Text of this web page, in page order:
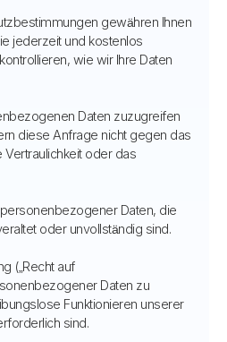
gewähren Ihnen
jederzeit und kostenlos
wie wir Ihre Daten
Daten zuzugreifen
diese Anfrage nicht gegen das
oder das
Daten, die
oder unvollständig sind.
(„Recht auf
Daten zu
Funktionieren unserer
sind.